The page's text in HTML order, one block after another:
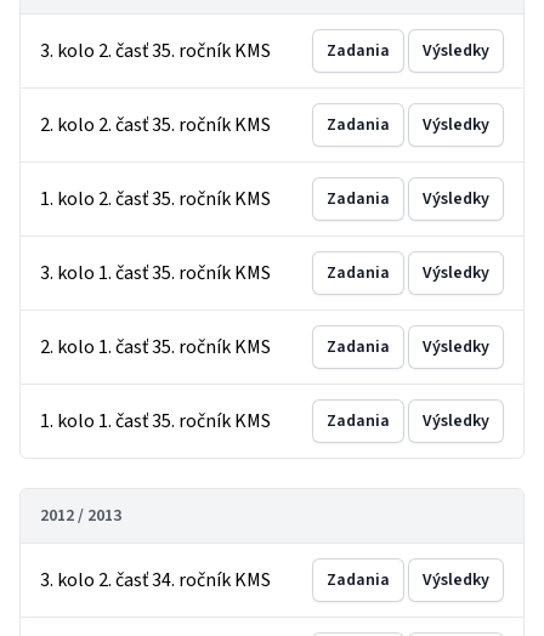
3. kolo 2. časť 35. ročník KMS Zadania Výsledky
2. kolo 2. časť 35. ročník KMS Zadania Výsledky
1. kolo 2. časť 35. ročník KMS Zadania Výsledky
3. kolo 1. časť 35. ročník KMS Zadania Výsledky
2. kolo 1. časť 35. ročník KMS Zadania Výsledky
1. kolo 1. časť 35. ročník KMS Zadania Výsledky
2012 / 2013
3. kolo 2. časť 34. ročník KMS Zadania Výsledky